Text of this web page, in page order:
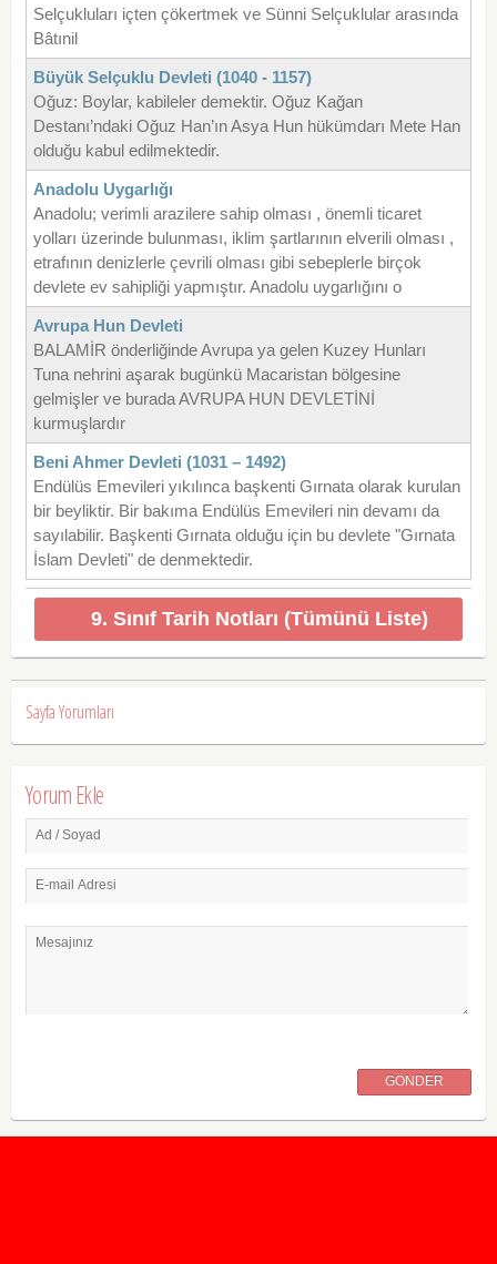
Selçukluları içten çökertmek ve Sünni Selçuklular arasında
Bâtınil
Büyük Selçuklu Devleti (1040 - 1157)
Oğuz: Boylar, kabileler demektir. Oğuz Kağan
Destanı’ndaki Oğuz Han’ın Asya Hun hükümdarı Mete Han
olduğu kabul edilmektedir.
Anadolu Uygarlığı
Anadolu; verimli arazilere sahip olması , önemli ticaret
yolları üzerinde bulunması, iklim şartlarının elverili olması ,
etrafının denizlerle çevrili olması gibi sebeplerle birçok
devlete ev sahipliği yapmıştır. Anadolu uygarlığını o
Avrupa Hun Devleti
BALAMİR önderliğinde Avrupa ya gelen Kuzey Hunları
Tuna nehrini aşarak bugünkü Macaristan bölgesine
gelmişler ve burada AVRUPA HUN DEVLETİNİ
kurmuşlardır
Beni Ahmer Devleti (1031 – 1492)
Endülüs Emevileri yıkılınca başkenti Gırnata olarak kurulan
bir beyliktir. Bir bakıma Endülüs Emevileri nin devamı da
sayılabilir. Başkenti Gırnata olduğu için bu devlete "Gırnata
İslam Devleti" de denmektedir.
9. Sınıf Tarih Notları (Tümünü Liste)
Sayfa Yorumları
Yorum Ekle
Ad / Soyad
E-mail Adresi
Mesajınız
GÖNDER